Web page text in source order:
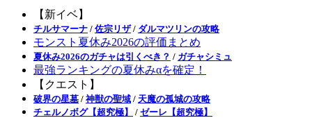
【新イベ】
チルサマーナ / 佐宗リザ/ ダルマツリンの攻略
モンスト夏休み2026の評価まとめ
夏休み2026のガチャは引くべき？ / ガチャシミュ
最強ランキングの夏休みαを確定！
【クエスト】
破界の星墓 / 神獣の聖域 / 天魔の孤城の攻略
チェルノボグ【超究極】
/ ゼーレ【超究極】